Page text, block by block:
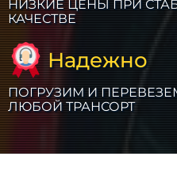
НИЗКИЕ ЦЕНЫ ПРИ
КАЧЕСТВЕ
Надежно
ПОГРУЗИМ И
ЛЮБОЙ ТРАНСОРТ